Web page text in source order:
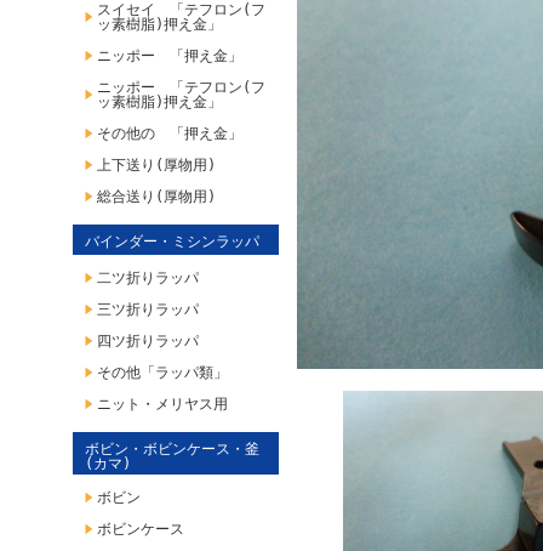
スイセイ 「テフロン(フ
ッ素樹脂)押え金」
ニッポー 「押え金」
ニッポー 「テフロン(フ
ッ素樹脂)押え金」
その他の 「押え金」
上下送り(厚物用)
総合送り(厚物用)
バインダー・ミシンラッパ
二ツ折りラッパ
三ツ折りラッパ
四ツ折りラッパ
その他「ラッパ類」
ニット・メリヤス用
ボビン・ボビンケース・釜
(カマ)
ボビン
ボビンケース